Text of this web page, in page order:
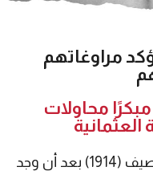
مراوغاتهم
محاولات
تصاعد توتر الأحداث العالمية في صيف (1914) بعد أن وجد